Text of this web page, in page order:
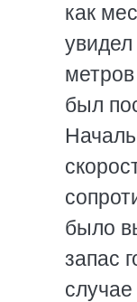
как
был
было
запас